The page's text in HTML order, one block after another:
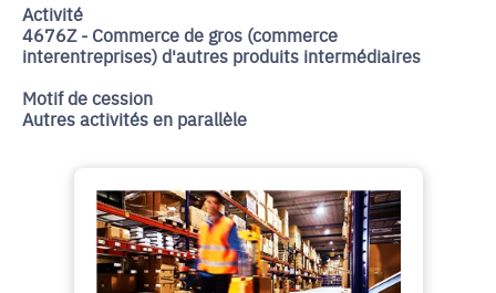
Activité
4676Z - Commerce de gros (commerce
interentreprises) d'autres produits intermédiaires
Motif de cession
Autres activités en parallèle